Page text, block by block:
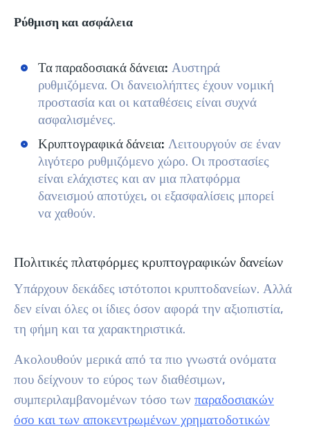
Ρύθμιση και ασφάλεια
Τα παραδοσιακά δάνεια: Αυστηρά
ρυθμιζόμενα. Οι δανειολήπτες έχουν νομική
προστασία και οι καταθέσεις είναι συχνά
ασφαλισμένες.
Κρυπτογραφικά δάνεια: Λειτουργούν σε έναν
λιγότερο ρυθμιζόμενο χώρο. Οι προστασίες
είναι ελάχιστες και αν μια πλατφόρμα
δανεισμού αποτύχει, οι εξασφαλίσεις μπορεί
να χαθούν.
Πολιτικές πλατφόρμες κρυπτογραφικών δανείων
Υπάρχουν δεκάδες ιστότοποι κρυπτοδανείων. Αλλά
δεν είναι όλες οι ίδιες όσον αφορά την αξιοπιστία,
τη φήμη και τα χαρακτηριστικά.
Ακολουθούν μερικά από τα πιο γνωστά ονόματα
που δείχνουν το εύρος των διαθέσιμων,
συμπεριλαμβανομένων τόσο των παραδοσιακών
όσο και των αποκεντρωμένων χρηματοδοτικών